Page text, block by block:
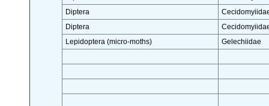
Diptera
Diptera
Lepidoptera (micro-moths)
Gelechiidae